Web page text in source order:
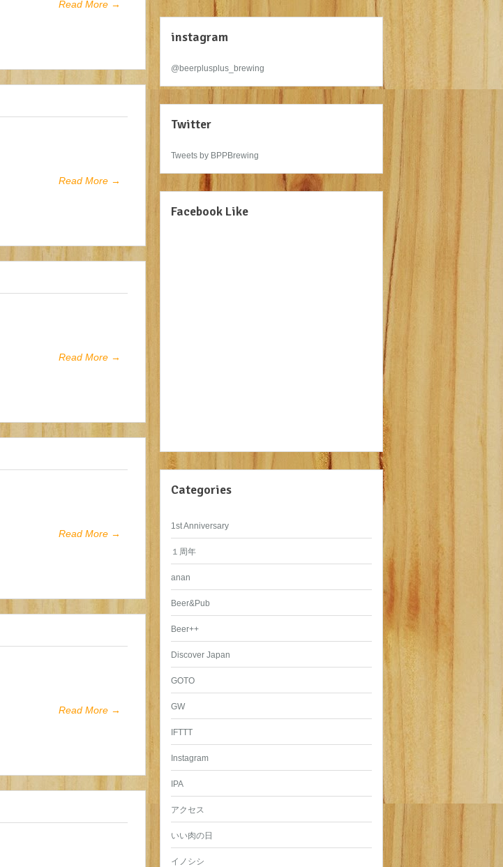
Read More →
Read More →
Read More →
Read More →
Read More →
instagram
@beerplusplus_brewing
Twitter
Tweets by BPPBrewing
Facebook Like
Categories
1st Anniversary
１周年
anan
Beer&Pub
Beer++
Discover Japan
GOTO
GW
IFTTT
Instagram
IPA
アクセス
いい肉の日
イノシシ